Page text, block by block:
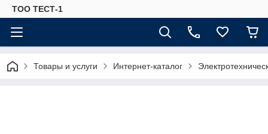
ТОО ТЕСТ-1
Товары и услуги Интернет-каталог